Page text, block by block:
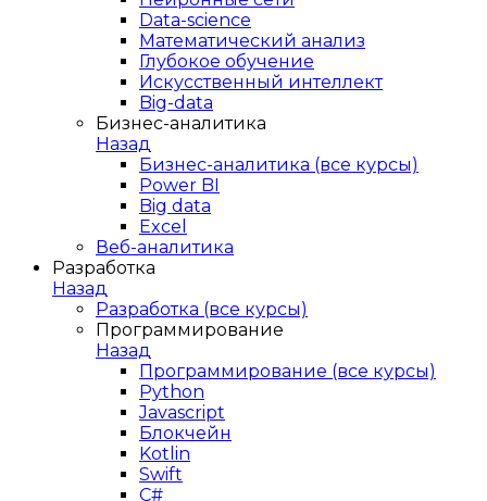
Data-science
Математический анализ
Глубокое обучение
Искусственный интеллект
Big-data
Бизнес-аналитика
Назад
Бизнес-аналитика (все курсы)
Power BI
Big data
Excel
Веб-аналитика
Разработка
Назад
Разработка (все курсы)
Программирование
Назад
Программирование (все курсы)
Python
Javascript
Блокчейн
Kotlin
Swift
C#